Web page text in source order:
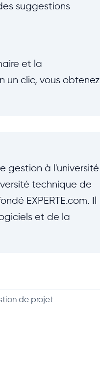
suggestions
et la
un clic, vous obtenez
gestion à l'université
technique de
EXPERTE.com. Il
et de la
de projet